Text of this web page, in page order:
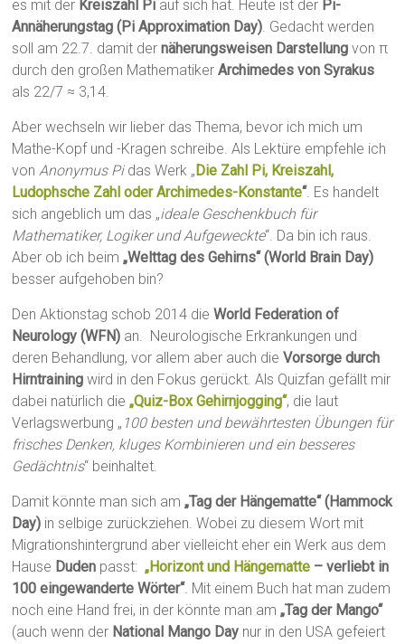
es mit der Kreiszahl Pi auf sich hat. Heute ist der Pi-
Annäherungstag (Pi Approximation Day). Gedacht werden
soll am 22.7. damit dernäherungsweisen Darstellung von π
durch den großen MathematikerArchimedes von Syrakus
als 22/7 ≈ 3,14.
Aber wechseln wir lieber das Thema, bevor ich mich um
Mathe-Kopf und -Kragen schreibe. Als Lektüre empfehle ich
vonAnonymus Pidas Werk „ Die Zahl Pi, Kreiszahl,
Ludophsche Zahl oder Archimedes-Konstante“. Es handelt
sich angeblich um das „ideale Geschenkbuch für
Mathematiker, Logiker und Aufgeweckte“. Da bin ich raus.
Aber ob ich beim„Welttag des Gehirns“ (World Brain Day)
besser aufgehoben bin?
Den Aktionstag schob 2014 dieWorld Federation of
Neurology (WFN) an. Neurologische Erkrankungen und
deren Behandlung, vor allem aber auch dieVorsorge durch
Hirntraining wird in den Fokus gerückt. Als Quizfan gefällt mir
dabei natürlich die„Quiz-Box Gehirnjogging“, die laut
Verlagswerbung „ 100 besten und bewährtesten Übungen für
frisches Denken, kluges Kombinieren und ein besseres
Gedächtnis“ beinhaltet.
Damit könnte man sich am„Tag der Hängematte“ (Hammock
Day) in selbige zurückziehen. Wobei zu diesem Wort mit
Migrationshintergrund aber vielleicht eher ein Werk aus dem
Hause Duden passt:„Horizont und Hängematte – verliebt in
100 eingewanderte Wörter“. Mit einem Buch hat man zudem
noch eine Hand frei, in der könnte man am„Tag der Mango“
(auch wenn der National Mango Day nur in den USA gefeiert